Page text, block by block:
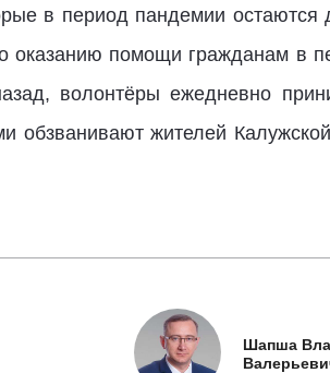
в период пандемии
оказанию помощи гражданам в
волонтёры ежедневно
обзванивают жителей
Шапша